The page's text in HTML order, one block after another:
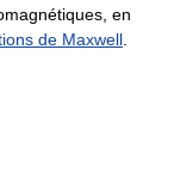
en
de Maxwell